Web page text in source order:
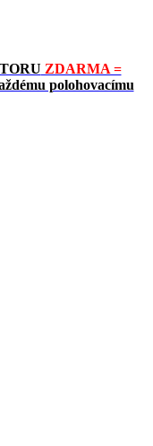
ZDARMA =
polohovacímu